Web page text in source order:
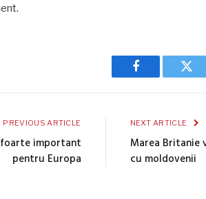
Facebook
PREVIOUS ARTICLE
important
pentru Europa
NEXT ARTICLE
Marea Britanie
cu moldovenii